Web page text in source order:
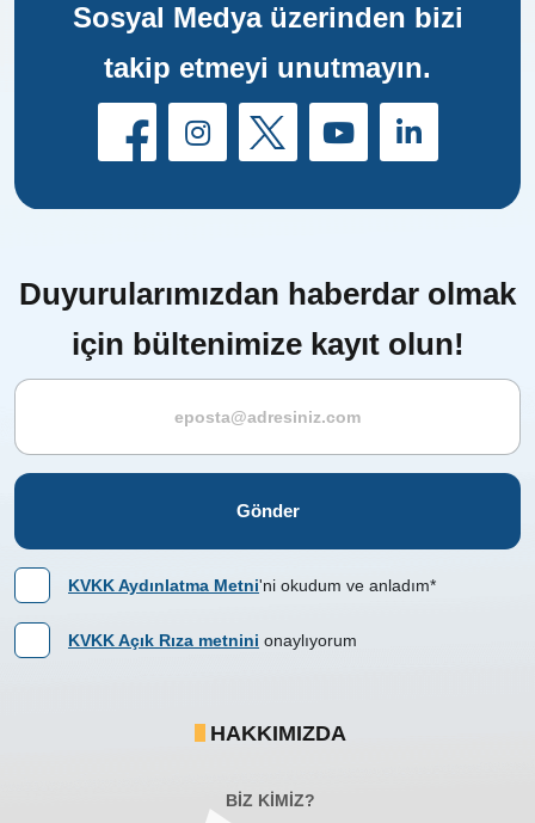
Sosyal Medya üzerinden bizi
takip etmeyi unutmayın.
Duyurularımızdan haberdar olmak
için bültenimize kayıt olun!
Gönder
KVKK Aydınlatma Metni'ni okudum ve anladım*
KVKK Açık Rıza metnini onaylıyorum
HAKKIMIZDA
BİZ KİMİZ?